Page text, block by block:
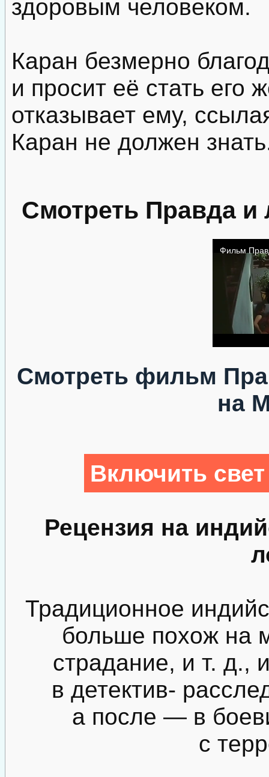
здоровым человеком.
Каран безмерно
и просит её стать его
отказывает ему,
Каран не должен
Смотреть Правда и
Смотреть фильм
на
Включить
Рецензия на
Традиционное
больше похож на
страдание, и т. д.,
в детектив-
а после — в
с